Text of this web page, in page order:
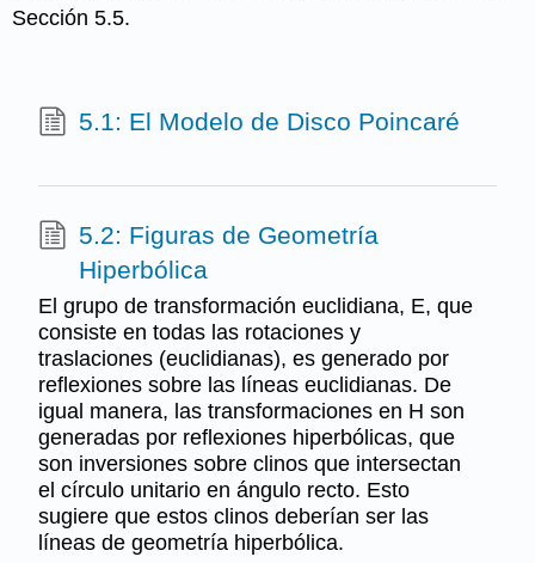
Sección 5.5.
5.1: El Modelo de Disco Poincaré
5.2: Figuras de Geometría
Hiperbólica
El grupo de transformación euclidiana, E, que
consiste en todas las rotaciones y
traslaciones (euclidianas), es generado por
reflexiones sobre las líneas euclidianas. De
igual manera, las transformaciones en H son
generadas por reflexiones hiperbólicas, que
son inversiones sobre clinos que intersectan
el círculo unitario en ángulo recto. Esto
sugiere que estos clinos deberían ser las
líneas de geometría hiperbólica.